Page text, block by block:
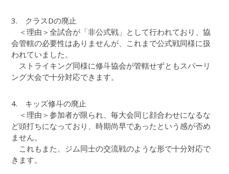
3. クラスDの廃止
＜理由＞全試合が「非公式戦」として行われており、協
会管轄の必要性はありませんが、これまで公式戦同様に扱
われていました。
ストライキング同様に修斗協会が管轄せずともスパーリ
ング大会で十分対応できます。
4. キッズ修斗の廃止
＜理由＞参加者が限られ、毎大会同じ顔合わせになるな
ど頭打ちになっており、時期尚早であったという感が否め
ません。
これもまた、ジム同士の交流戦のような形で十分対応で
きます。